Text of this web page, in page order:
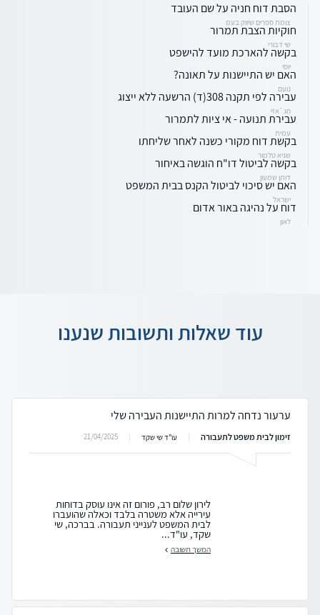
הסבת דוח חניה על שם העובד
צומת ספרים שיווק בעמ
חוקיות הצבת תמרור
שי דבורי
בקשה להארכת מועד להישפט
יוסי
האם יש התיישנות על תאונה?
נועם
עבירה לפי תקנה 308(ד) הרשעה ללא ייצוג
חג`אזי
עבירת תנועה - אי ציות לתמרור
עמית
בקשת דוח מקורי כשנה לאחר שליחתו
שגיא טלמור
בקשה לביטול דו"ח הוגשה באיחור
דותן שמעון
האם יש סיכוי לביטול הקנס בבית המשפט
ישראל
דוח על נהיגה באור אדום
לאון
עוד שאלות ותשובות שנענו
ערעור נדחה למרות התיישנות העבירה שלי
זימון לבית משפט לתעבורה עו"ד שי שקד 21/04/2025
לירון שלום רב, פורום זה אינו עוסק בדוחות
עירייה אלא משטרה בלבד וכאלה שהועברו
לבית המשפט לענייני תעבורה. בברכה, שי
שקד, עו"ד...
המשך תשובה